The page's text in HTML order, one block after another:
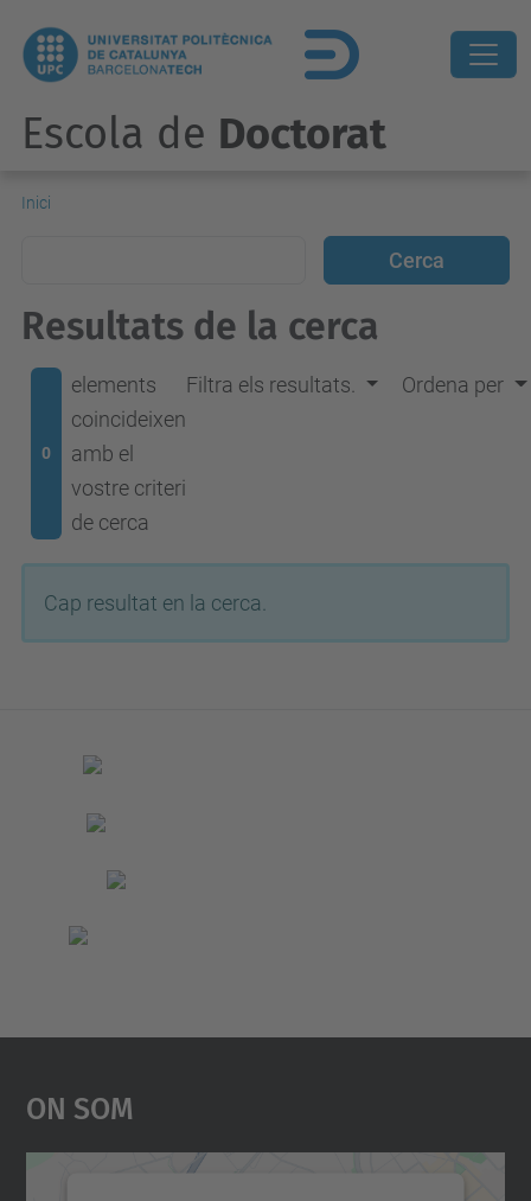
Escola de Doctorat
Inici
Resultats de la cerca
0
elements
coincideixen
amb el
vostre criteri
de cerca
Filtra els resultats. Ordena per
Cap resultat en la cerca.
On Som